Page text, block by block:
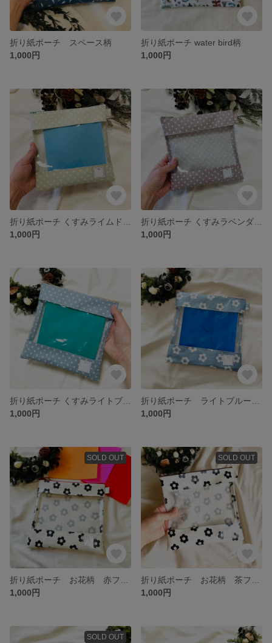
折り紙ポーチ スペース柄
1,000円
折り紙ポーチ water bird柄
1,000円
1,000円
1,000円
1,000円
1,000円
SOLD OUT
1,000円
SOLD OUT
1,000円
SOLD OUT